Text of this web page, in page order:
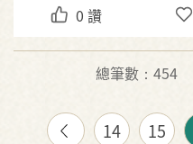
0 讚
總筆數：454
14 15